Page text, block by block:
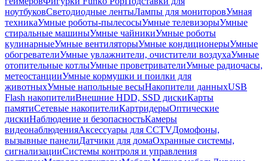
ноутбуковСветодиодные лентыЛампы для мониторовУмная
техникаУмные роботы-пылесосыУмные телевизорыУмные
стиральные машиныУмные чайникиУмные роботы
кулинарныеУмные вентиляторыУмные кондиционерыУмные
обогревателиУмные увлажнители, очистители воздухаУмные
отопительные котлыУмные проветривателиУмные радиочасы,
метеостанцииУмные кормушки и поилки для
животныхУмные напольные весыНакопители данныхUSB
Flash накопителиВнешние HDD, SSD дискиКарты
памятиСетевые накопителиКартридерыОптические
дискиНаблюдение и безопасностьКамеры
видеонаблюденияАксессуары для CCTVДомофоны,
вызывные панелиДатчики для домаОхранные системы,
сигнализацииСистемы контроля и управления